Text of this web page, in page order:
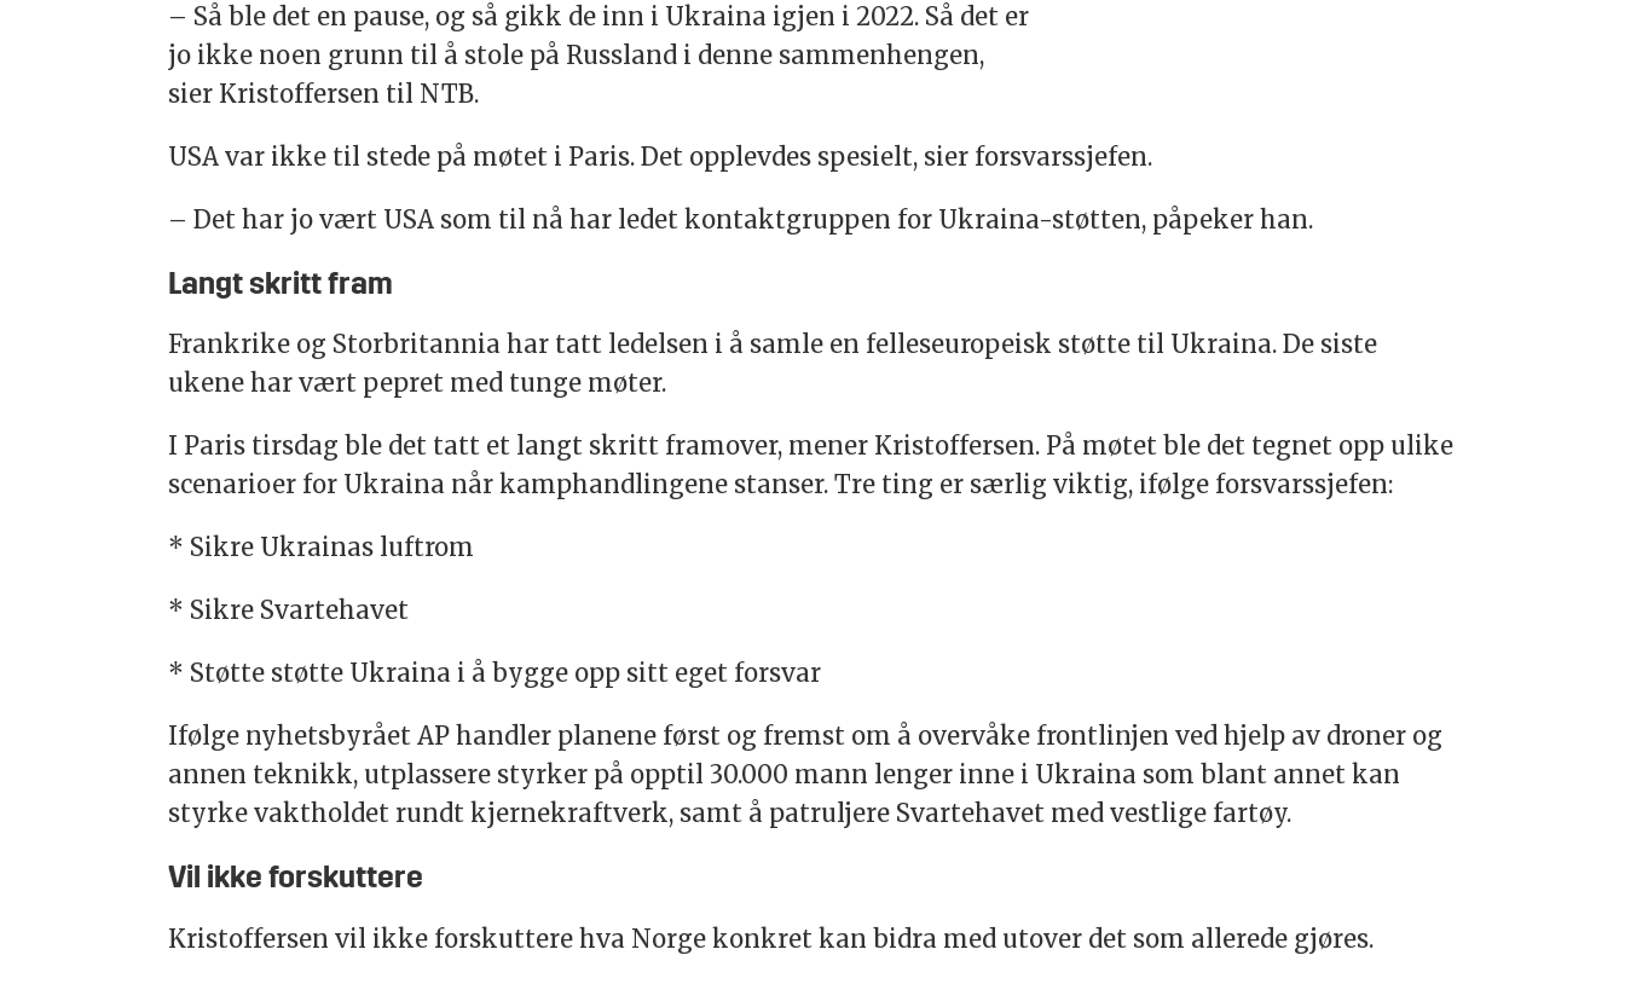
– Så ble det en pause, og så gikk de inn i Ukraina igjen i 2022. Så det er
jo ikke noen grunn til å stole på Russland i denne sammenhengen,
sier Kristoffersen til NTB.
USA var ikke til stede på møtet i Paris. Det opplevdes spesielt, sier forsvarssjefen.
– Det har jo vært USA som til nå har ledet kontaktgruppen for Ukraina-støtten, påpeker han.
Langt skritt fram
Frankrike og Storbritannia har tatt ledelsen i å samle en felleseuropeisk støtte til Ukraina. De siste
ukene har vært pepret med tunge møter.
I Paris tirsdag ble det tatt et langt skritt framover, mener Kristoffersen. På møtet ble det tegnet opp ulike
scenarioer for Ukraina når kamphandlingene stanser. Tre ting er særlig viktig, ifølge forsvarssjefen:
* Sikre Ukrainas luftrom
* Sikre Svartehavet
* Støtte støtte Ukraina i å bygge opp sitt eget forsvar
Ifølge nyhetsbyrået AP handler planene først og fremst om å overvåke frontlinjen ved hjelp av droner og
annen teknikk, utplassere styrker på opptil 30.000 mann lenger inne i Ukraina som blant annet kan
styrke vaktholdet rundt kjernekraftverk, samt å patruljere Svartehavet med vestlige fartøy.
Vil ikke forskuttere
Kristoffersen vil ikke forskuttere hva Norge konkret kan bidra med utover det som allerede gjøres.